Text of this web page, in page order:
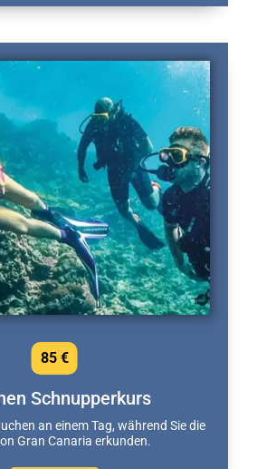
Schnupperkurs
an einem Tag, während Sie die
Gran Canaria erkunden.
85 €